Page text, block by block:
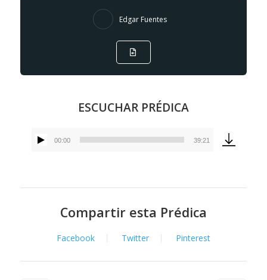
Edgar Fuentes
ESCUCHAR PRÉDICA
Reproductor
00:00 39:21
Compartir esta Prédica
Facebook Twitter Pinterest